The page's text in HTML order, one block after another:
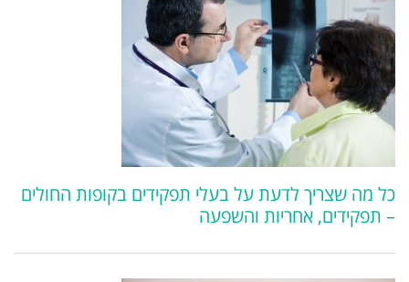
כל מה שצריך לדעת על בעלי תפקידים בקופות החולים
– תפקידים, אחריות והשפעה